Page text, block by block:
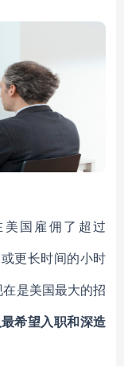
国雇佣了超过
更长时间的小时
是美国最大的招
希望入职和深造